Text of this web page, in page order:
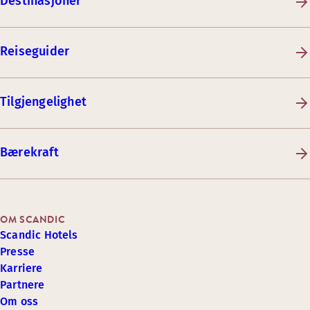
Reiseguider
Tilgjengelighet
Bærekraft
OM SCANDIC
Scandic Hotels
Presse
Karriere
Partnere
Om oss